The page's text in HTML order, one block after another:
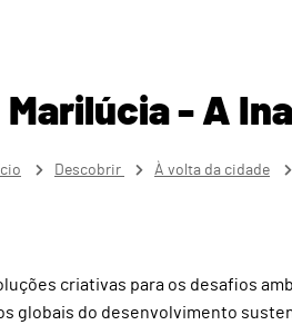
Marilúcia - A
Descobrir À volta da cidade
criativas para os desafios
globais do desenvolvimento